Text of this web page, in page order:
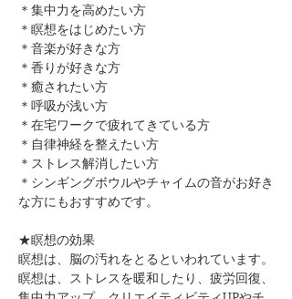
＊集中力を高めたい方
＊瞑想をはじめたい方
​＊音楽が好きな方
​＊香りが好きな方
​＊癒されたい方
＊呼吸が浅い方
＊在宅ワークで疲れてきている方
＊自律神経を整えたい方
​＊ストレス解消したい方
＊シンギングボウルやチャイムの音がお好き
な方にもおすすめです。
★瞑想の効果
瞑想は、脳の汚れをとるといわれています。
瞑想は、ストレスを暖和したり、疲労回復、